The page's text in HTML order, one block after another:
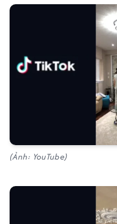
(Ảnh: YouTube)